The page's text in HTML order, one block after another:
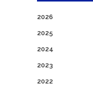
2026
2025
2024
2023
2022